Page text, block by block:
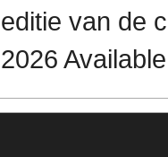
editie van de
2026